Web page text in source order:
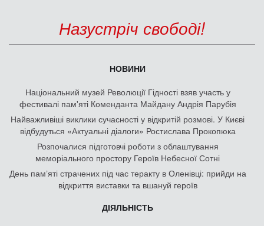
Назустріч свободі!
НОВИНИ
Національний музей Революції Гідності взяв участь у
фестивалі пам'яті Коменданта Майдану Андрія Парубія
Найважливіші виклики сучасності у відкритій розмові. У Києві
відбудуться «Актуальні діалоги» Ростислава Прокопюка
Розпочалися підготовчі роботи з облаштування
меморіального простору Героїв Небесної Сотні
День памʼяті страчених під час теракту в Оленівці: прийди на
відкриття виставки та вшануй героїв
ДІЯЛЬНІСТЬ